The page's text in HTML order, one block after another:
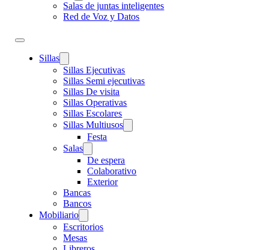
Salas de juntas inteligentes
Red de Voz y Datos
Sillas
Sillas Ejecutivas
Sillas Semi ejecutivas
Sillas De visita
Sillas Operativas
Sillas Escolares
Sillas Multiusos
Festa
Salas
De espera
Colaborativo
Exterior
Bancas
Bancos
Mobiliario
Escritorios
Mesas